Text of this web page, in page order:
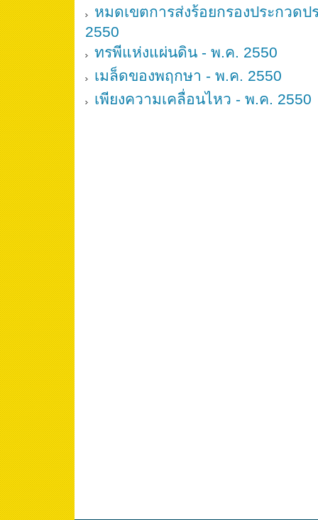
หมดเขตการส่งร้อยกรองประกวดป
2550
ทรพีแห่งแผ่นดิน - พ.ค. 2550
เมล็ดของพฤกษา - พ.ค. 2550
เพียงความเคลื่อนไหว - พ.ค. 2550